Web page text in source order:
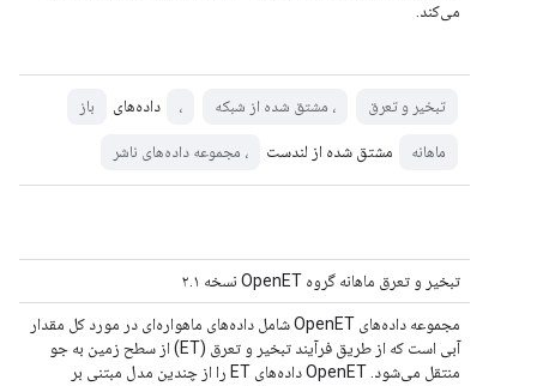
می‌کند.
تبخیر و تعرق ، مشتق شده از شبکه ، داده‌های باز
ماهانه مشتق شده از لندست ، مجموعه داده‌های ناشر
تبخیر و تعرق ماهانه گروه OpenET نسخه ۲.۱
مجموعه داده‌های OpenET شامل داده‌های ماهواره‌ای در مورد کل مقدار
آبی است که از طریق فرآیند تبخیر و تعرق (ET) از سطح زمین به جو
منتقل می‌شود. OpenET داده‌های ET را از چندین مدل مبتنی بر